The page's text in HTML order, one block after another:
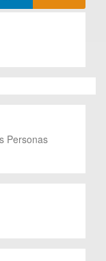
Personas